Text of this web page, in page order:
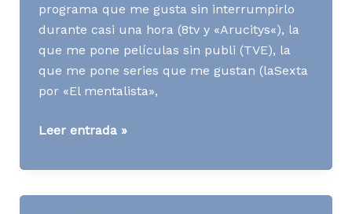
programa que me gusta sin interrumpirlo
durante casi una hora (8tv y «Arucitys«), la
que me pone películas sin publi (TVE), la
que me pone series que me gustan (laSexta
por «El mentalista»,
Media
S03
Leer entrada »